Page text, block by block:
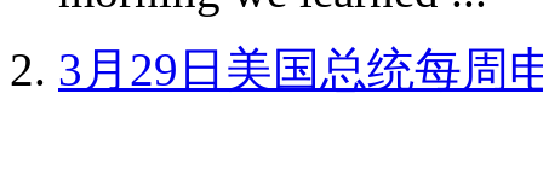
3月29日美国总统每周